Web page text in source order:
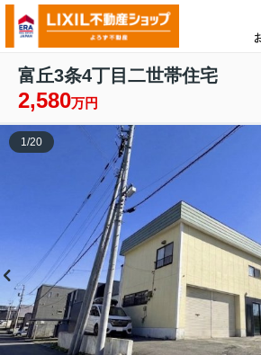
富丘3条4丁目二世帯住宅
2,580万円
1/20